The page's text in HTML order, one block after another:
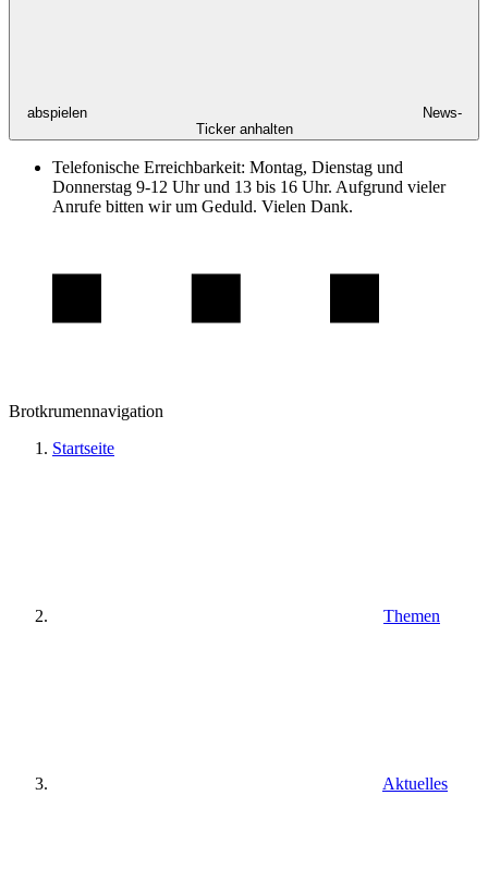
abspielen
News-
Ticker anhalten
Telefonische Erreichbarkeit: Montag, Dienstag und
Donnerstag 9-12 Uhr und 13 bis 16 Uhr. Aufgrund vieler
Anrufe bitten wir um Geduld. Vielen Dank.
Brotkrumennavigation
Startseite
Themen
Aktuelles